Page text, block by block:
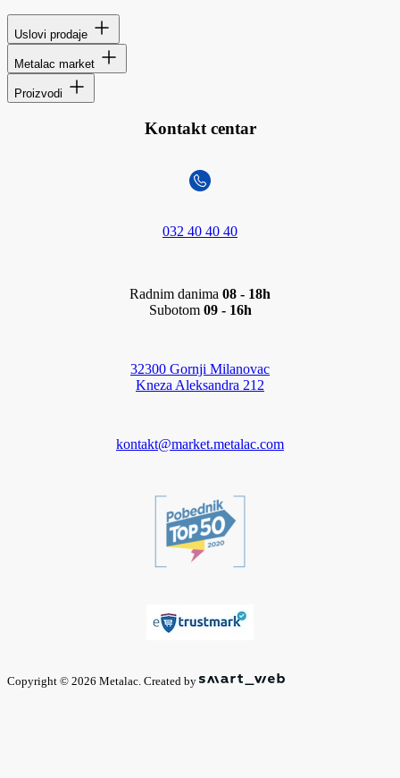
Uslovi prodaje
Metalac market
Proizvodi
Kontakt centar
032 40 40 40
Radnim danima 08 - 18h
Subotom 09 - 16h
32300 Gornji Milanovac
Kneza Aleksandra 212
kontakt@market.metalac.com
Copyright © 2026 Metalac. Created by